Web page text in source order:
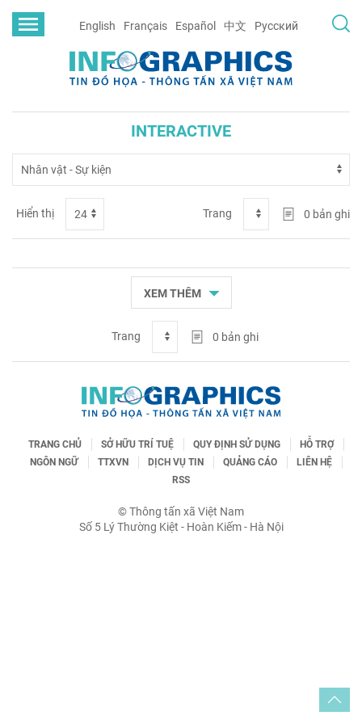
English Français Español 中文 Русский
INTERACTIVE
Hiển thị Trang 0 bản ghi
XEM THÊM
Trang 0 bản ghi
TRANG CHỦ SỞ HỮU TRÍ TUỆ QUY ĐỊNH SỬ DỤNG
HỖ TRỢ
NGÔN NGỮ
TTXVN DỊCH VỤ TIN QUẢNG CÁO
LIÊN HỆ
RSS
© Thông tấn xã Việt Nam
Số 5 Lý Thường Kiệt - Hoàn Kiếm - Hà Nội